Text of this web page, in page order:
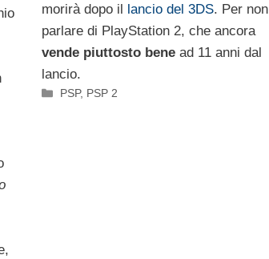
morirà dopo il
lancio del 3DS. Per non
parlare di PlayStation 2, che ancora
vende piuttosto benead 11 anni dal
lancio.
Categorie
PSP, PSP 2